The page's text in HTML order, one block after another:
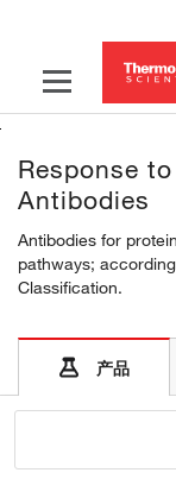
Response
Antibodies
Antibodies for
pathways;
Classification.
产品